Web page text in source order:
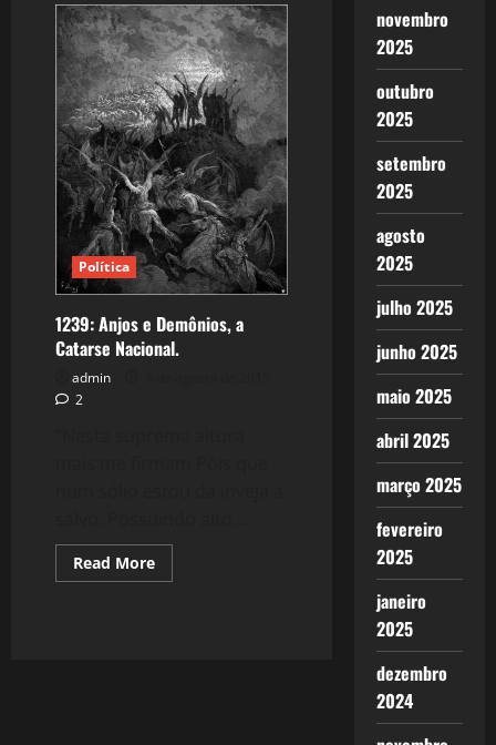
Windows
10,
Gol
de
Placa
da
Microsoft.
Política
1239: Anjos e Demônios, a
Catarse Nacional.
admin
2
Read MoreRead
more
novembro
2025
outubro
2025
setembro
2025
agosto
2025
julho 2025
junho 2025
maio 2025
abril 2025
março 2025
fevereiro
2025
janeiro
2025
dezembro
2024